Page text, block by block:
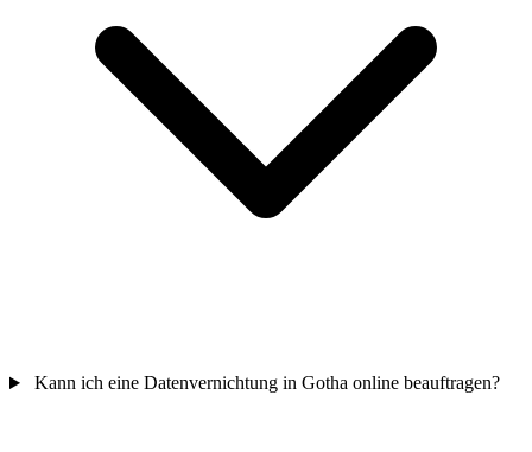
Kann ich eine Datenvernichtung in Gotha online beauftragen?